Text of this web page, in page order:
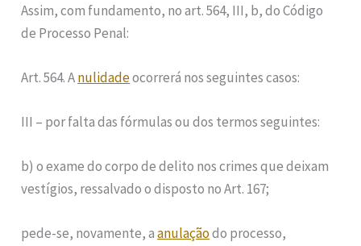
Assim, com fundamento, no art. 564, III, b, do Código
de Processo Penal:
Art. 564. Anulidadeocorrerá nos seguintes casos:
III – por falta das fórmulas ou dos termos seguintes:
b) o exame do corpo de delito nos crimes que deixam
vestígios, ressalvado o disposto no Art. 167;
pede-se, novamente, aanulaçãodo processo,